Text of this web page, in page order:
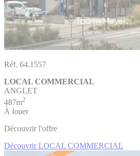
Réf. 64.1557
LOCAL COMMERCIAL
ANGLET
487m2
À louer
Découvrir l'offre
Découvrir LOCAL COMMERCIAL